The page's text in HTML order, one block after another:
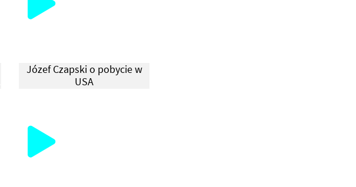
Józef Czapski o pobycie w
USA